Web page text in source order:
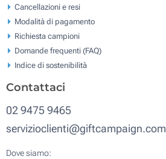
Cancellazioni e resi
Modalità di pagamento
Richiesta campioni
Domande frequenti (FAQ)
Indice di sostenibilità
Contattaci
02 9475 9465
servizioclienti@giftcampaign.com
Dove siamo: